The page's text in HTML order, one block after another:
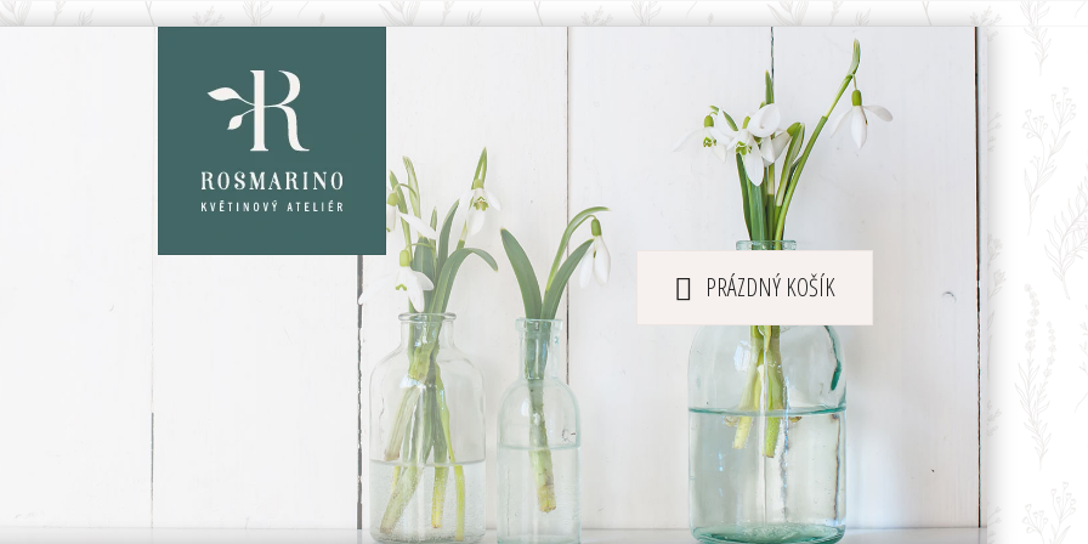
KOŠÍK
PRÁZDNÝ KOŠÍK